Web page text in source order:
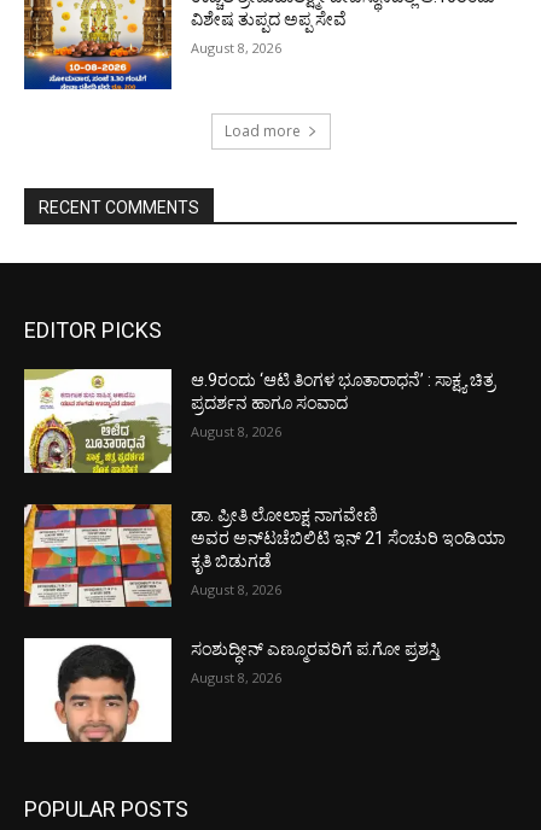
ವಿಶೇಷ ತುಪ್ಪದ ಅಪ್ಪ ಸೇವೆ
August 8, 2026
Load more
RECENT COMMENTS
EDITOR PICKS
ಆ.9ರಂದು ‘ಆಟಿ ತಿಂಗಳ ಭೂತಾರಾಧನೆ’ : ಸಾಕ್ಷ್ಯ ಚಿತ್ರ
ಪ್ರದರ್ಶನ ಹಾಗೂ ಸಂವಾದ
August 8, 2026
ಡಾ. ಪ್ರೀತಿ ಲೋಲಾಕ್ಷ ನಾಗವೇಣಿ
ಅವರ ಅನ್‌ಟಚೆಬಿಲಿಟಿ ಇನ್ 21 ಸೆಂಚುರಿ ಇಂಡಿಯಾ
ಕೃತಿ ಬಿಡುಗಡೆ
August 8, 2026
ಸಂಶುದ್ಧೀನ್ ಎಣ್ಮೂರವರಿಗೆ ಪ.ಗೋ ಪ್ರಶಸ್ತಿ
August 8, 2026
POPULAR POSTS